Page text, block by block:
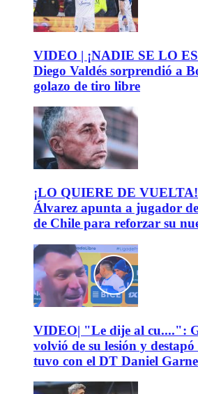
VIDEO | ¡NADIE SE LO
Diego Valdés sorprendió a
golazo de tiro libre
¡LO QUIERE DE
Álvarez apunta a jugador
de Chile para reforzar su
VIDEO| "Le dije al cu....":
volvió de su lesión y destapó
tuvo con el DT Daniel